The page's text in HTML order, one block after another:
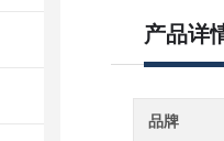
产品详
品牌